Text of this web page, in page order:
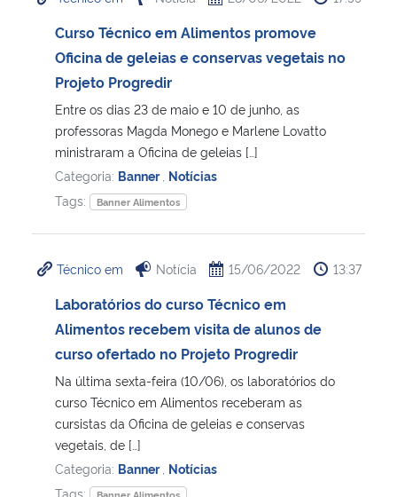
Curso Técnico em Alimentos promove
Oficina de geleias e conservas vegetais no
Projeto Progredir
Entre os dias 23 de maio e 10 de junho, as
professoras Magda Monego e Marlene Lovatto
ministraram a Oficina de geleias […]
Categoria: Banner Notícias
Tags:
Banner Alimentos
Técnico em Notícia 15/06/2022 13:37
Laboratórios do curso Técnico em
Alimentos recebem visita de alunos de
curso ofertado no Projeto Progredir
Na última sexta-feira (10/06), os laboratórios do
curso Técnico em Alimentos receberam as
cursistas da Oficina de geleias e conservas
vegetais, de […]
Categoria: Banner Notícias
Tags: